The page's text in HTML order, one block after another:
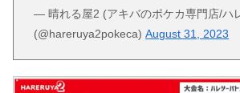
— 晴れる屋2 (アキバのポケカ専門店/ハ
(@hareruya2pokeca)August 31, 2023